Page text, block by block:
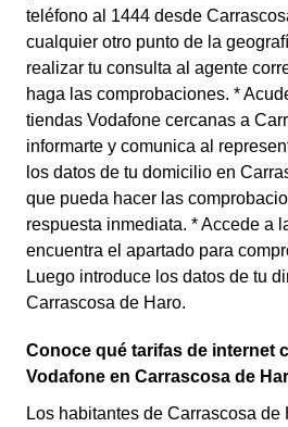
teléfono al 1444 desde
cualquier otro punto de la
realizar tu consulta al agente
haga las comprobaciones. *
tiendas Vodafone cercanas a
informarte y comunica al
los datos de tu domicilio en
que pueda hacer las
respuesta inmediata. * Accede a
encuentra el apartado para
Luego introduce los datos de tu
Carrascosa de Haro.
Conoce qué tarifas de internet
Vodafone en Carrascosa de
Los habitantes de Carrascosa